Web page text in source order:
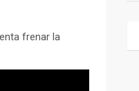
frenar la